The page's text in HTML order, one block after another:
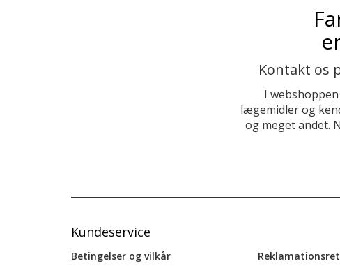
Kontakt os
I
lægemidler og
og meget andet.
Kundeservice
Betingelser og vilkår
Reklamationsret